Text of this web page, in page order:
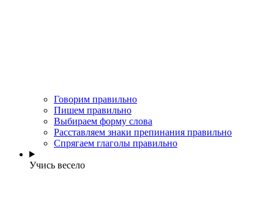
Говорим правильно
Пишем правильно
Выбираем форму слова
Расставляем знаки препинания правильно
Спрягаем глаголы правильно
Учись весело